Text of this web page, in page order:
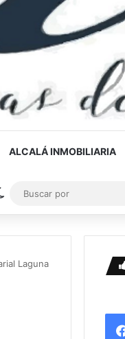
ALCALÁ INMOBILIARIA
azar
lateral
Switch skin
Laguna